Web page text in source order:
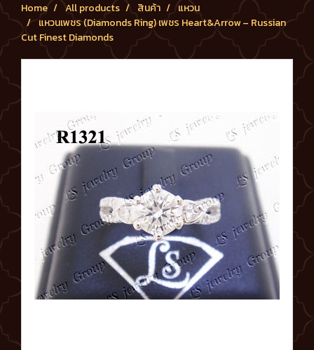
Home All products สินค้า
แหวน
แหวนเพชร (Diamonds Ring) เพชร Heart&Arrow – Russian
Cut Finest Diamonds